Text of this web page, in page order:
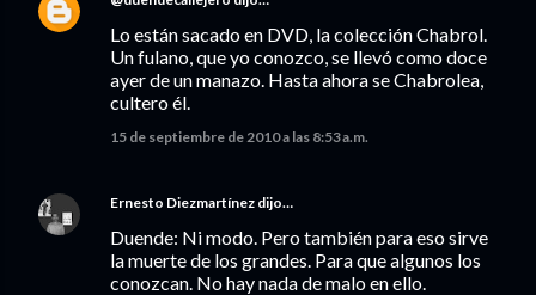
Lo están sacado en DVD, la colección Chabrol.
Un fulano, que yo conozco, se llevó como doce
ayer de un manazo. Hasta ahora se Chabrolea,
cultero él.
15 de septiembre de 2010 a las 8:53 a.m.
Ernesto Diezmartínez dijo…
Duende: Ni modo. Pero también para eso sirve
la muerte de los grandes. Para que algunos los
conozcan. No hay nada de malo en ello.